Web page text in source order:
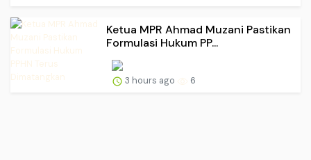
Ketua MPR Ahmad Muzani Pastikan
Formulasi Hukum PP...
3 hours ago 6